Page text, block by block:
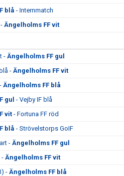
blå - Internmatch
Ängelholms FF vit
-Ängelholms FF gul
-Ängelholms FF vit
Ängelholms FF blå
gul - Vejby IF blå
vit - Fortuna FF röd
blå - Strövelstorps GoIF
-Ängelholms FF gul
-Ängelholms FF vit
- Ängelholms FF blå